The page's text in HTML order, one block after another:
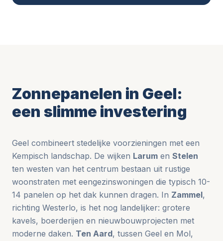
Zonnepanelen in Geel:
een slimme investering
Geel combineert stedelijke voorzieningen met een
Kempisch landschap. De wijken Larum en Stelen
ten westen van het centrum bestaan uit rustige
woonstraten met eengezinswoningen die typisch 10-
14 panelen op het dak kunnen dragen. In Zammel,
richting Westerlo, is het nog landelijker: grotere
kavels, boerderijen en nieuwbouwprojecten met
moderne daken. Ten Aard, tussen Geel en Mol,